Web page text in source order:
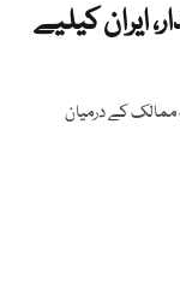
ایران کیلیے
ممالک کے درمیان